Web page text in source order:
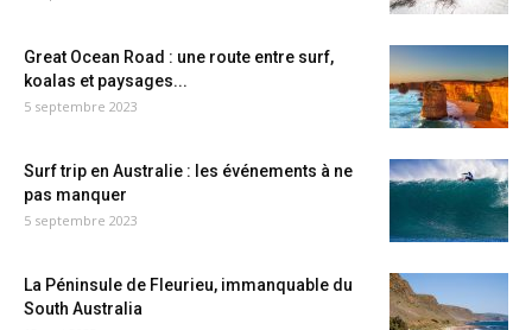
Great Ocean Road : une route entre surf,
koalas et paysages...
5 septembre 2023
Surf trip en Australie : les événements à ne
pas manquer
5 septembre 2023
La Péninsule de Fleurieu, immanquable du
South Australia